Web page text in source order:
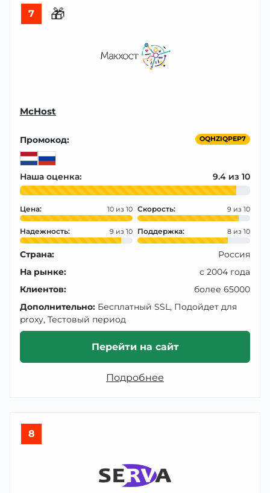
7 🎁
McHost
Промокод: OQHZIQPEP7
Наша оценка: 9.4
Цена: 10 Скорость: 9
Надежность: 9 Поддержка: 8
Страна:
Россия
На рынке:
с 2004 года
Клиентов:
более 65000
Дополнительно: Бесплатный SSL, Подойдет для
proxy, Тестовый период
Перейти на сайт
Подробнее
8